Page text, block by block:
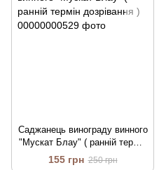
Саджанець винограду винного
"Мускат Блау" ( ранній термін
дозрівання )
155 грн 250 грн